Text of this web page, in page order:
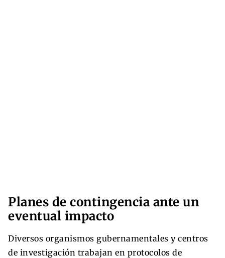
Planes de contingencia ante un
eventual impacto
Diversos organismos gubernamentales y centros
de investigación trabajan en protocolos de